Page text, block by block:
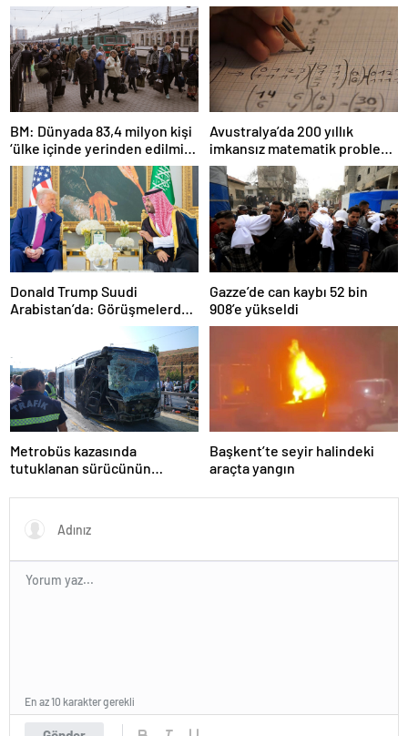
BM: Dünyada 83,4 milyon kişi
‘ülke içinde yerinden edilmiş’
olarak yaşıyor
Avustralya’da 200 yıllık
imkansız matematik problemi
çözüldü
Donald Trump Suudi
Arabistan’da: Görüşmelerde
Gazze’de can kaybı 52 bin
908’e yükseldi
Metrobüs kazasında
tutuklanan sürücünün
Başkent’te seyir halindeki
araçta yangın
En az 10 karakter gerekli